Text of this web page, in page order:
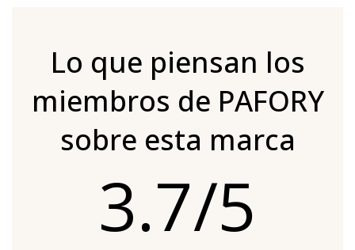
Lo que piensan los
miembros de PAFORY
sobre esta marca
3.7/5